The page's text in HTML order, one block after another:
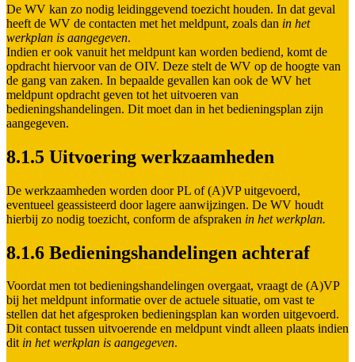
De WV kan zo nodig leidinggevend toezicht houden. In dat geval
heeft de WV de contacten met het meldpunt, zoals dan in het
werkplan is aangegeven.
Indien er ook vanuit het meldpunt kan worden bediend, komt de
opdracht hiervoor van de OIV. Deze stelt de WV op de hoogte van
de gang van zaken. In bepaalde gevallen kan ook de WV het
meldpunt opdracht geven tot het uitvoeren van
bedieningshandelingen. Dit moet dan in het bedieningsplan zijn
aangegeven.
8.1.5 Uitvoering werkzaamheden
De werkzaamheden worden door PL of (A)VP uitgevoerd,
eventueel geassisteerd door lagere aanwijzingen. De WV houdt
hierbij zo nodig toezicht, conform de afspraken in het werkplan.
8.1.6 Bedieningshandelingen achteraf
Voordat men tot bedieningshandelingen overgaat, vraagt de (A)VP
bij het meldpunt informatie over de actuele situatie, om vast te
stellen dat het afgesproken bedieningsplan kan worden uitgevoerd.
Dit contact tussen uitvoerende en meldpunt vindt alleen plaats indien
dit in het werkplan is aangegeven.